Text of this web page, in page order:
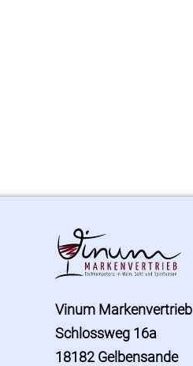
Vinum Markenvertrieb
Schlossweg 16a
18182 Gelbensande